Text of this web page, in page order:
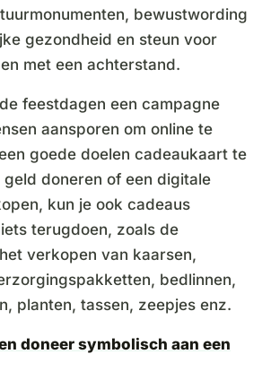
bewustwording
gezondheid en steun voor
met een achterstand.
feestdagen een campagne
aansporen om online te
goede doelen cadeaukaart te
geld doneren of een digitale
kun je ook cadeaus
terugdoen, zoals de
verkopen van kaarsen,
bedlinnen,
planten, tassen, zeepjes enz.
doneer symbolisch aan een